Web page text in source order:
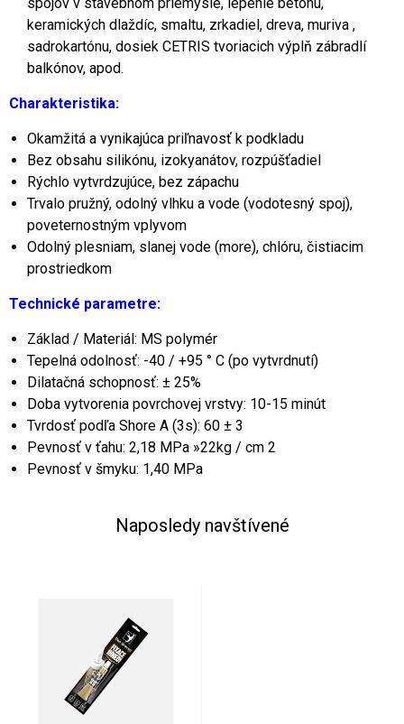
keramických dlaždíc, smaltu, zrkadiel, dreva, muriva ,
sadrokartónu, dosiek CETRIS tvoriacich výplň zábradlí
balkónov, apod.
Charakteristika:
Okamžitá a vynikajúca priľnavosť k podkladu
Bez obsahu silikónu, izokyanátov, rozpúšťadiel
Rýchlo vytvrdzujúce, bez zápachu
Trvalo pružný, odolný vlhku a vode (vodotesný spoj),
poveternostným vplyvom
Odolný plesniam, slanej vode (more), chlóru, čistiacim
prostriedkom
Technické parametre:
Základ / Materiál: MS polymér
Tepelná odolnosť: -40 / +95 ° C (po vytvrdnutí)
Dilatačná schopnosť: ± 25%
Doba vytvorenia povrchovej vrstvy: 10-15 minút
Tvrdosť podľa Shore A (3s): 60 ± 3
Pevnosť v ťahu: 2,18 MPa »22kg / cm 2
Pevnosť v šmyku: 1,40 MPa
Naposledy navštívené